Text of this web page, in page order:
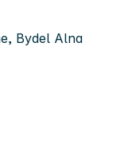
Bydel Alna